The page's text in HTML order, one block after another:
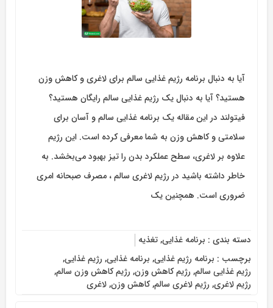
آیا به دنبال برنامه رژیم غذایی سالم برای لاغری و کاهش وزن
هستید؟ آیا به دنبال یک رژیم غذایی سالم رایگان هستید؟
فیتولند در این مقاله یک برنامه غذایی سالم و آسان برای
سلامتی و کاهش وزن به شما معرفی کرده است. این رژیم
علاوه بر لاغری، سطح عملکرد بدن را تیز بهبود می‌بخشد. به
خاطر داشته باشید در رژیم لاغری سالم ، مصرف صبحانه امری
ضروری است. همچنین یک
دسته بندی : برنامه غذایی,تغذیه
برچسب : برنامه رژیم غذایی, برنامه غذایی, رژیم غذایی,
رژیم غذایی سالم, رژیم کاهش وزن, رژیم کاهش وزن سالم,
رژیم لاغری, رژیم لاغری سالم,کاهش وزن,لاغری